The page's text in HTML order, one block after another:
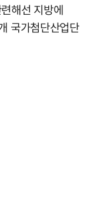
해선 지방에
국가첨단산업단